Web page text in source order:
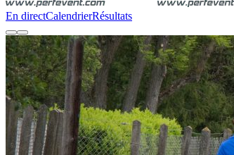
En directCalendrierRésultats